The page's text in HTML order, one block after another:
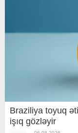
Braziliya toyuq
işıq gözləyir